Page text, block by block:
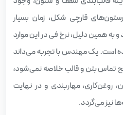
قارچی شکل، زمان بسیار
همین دلیل، نرخ فی در این موارد
است. یک مهندس با تجربه می‌داند
بتن و قالب خلاصه نمی‌شود،
روغن‌کاری، مهاربندی و در نهایت
نیز می‌گردد.